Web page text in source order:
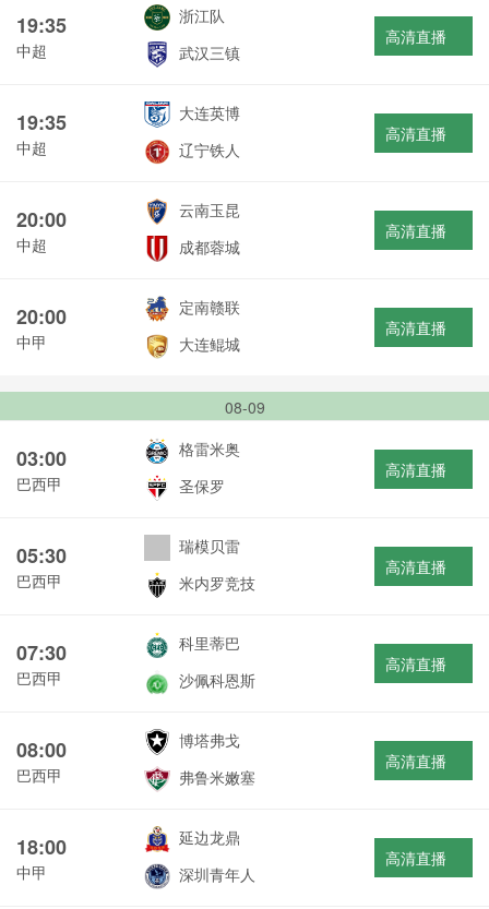
19:35
中超
浙江队
武汉三镇
高清直播
19:35
中超
大连英博
辽宁铁人
高清直播
20:00
中超
云南玉昆
成都蓉城
高清直播
20:00
中甲
定南赣联
大连鲲城
高清直播
08-09
03:00
巴西甲
格雷米奥
圣保罗
高清直播
05:30
巴西甲
瑞模贝雷
米内罗竞技
高清直播
07:30
巴西甲
科里蒂巴
沙佩科恩斯
高清直播
08:00
巴西甲
博塔弗戈
弗鲁米嫩塞
高清直播
18:00
中甲
延边龙鼎
深圳青年人
高清直播